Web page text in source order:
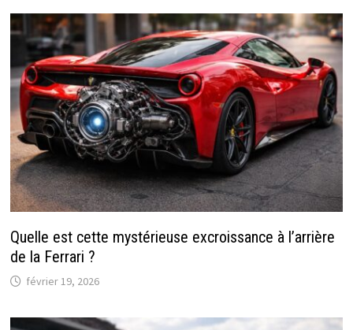
Quelle est cette mystérieuse excroissance à l’arrière
de la Ferrari ?
février 19, 2026